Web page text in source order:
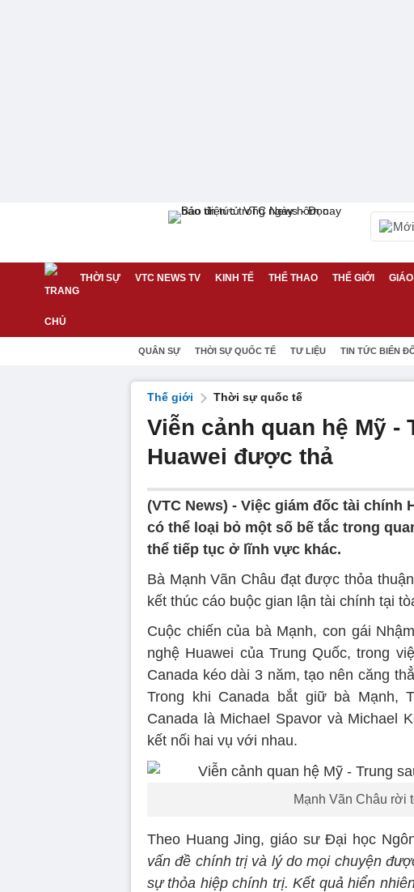
THỜI SỰ VTC NEWS TV KINH TẾ THỂ THAO THẾ GIỚI
QUÂN SỰ THỜI SỰ QUỐC TẾ TƯ LIỆU TIN TỨC BIỂN
Thế giới Thời sự quốc tế
Viễn cảnh quan hệ Mỹ -
Huawei được thả
(VTC News) - Việc giám đốc tài chính
có thể loại bỏ một số bế tắc trong
thể tiếp tục ở lĩnh vực khác.
Bà Mạnh Vãn Châu đạt được thỏa
kết thúc cáo buộc gian lận tài chính tại
Cuộc chiến của bà Mạnh, con gái
nghệ Huawei của Trung Quốc, trong
Canada kéo dài 3 năm, tạo nên căng
Trong khi Canada bắt giữ bà Mạnh,
Canada là Michael Spavor và Michael
kết nối hai vụ với nhau.
Mạnh Vãn Châu rời
Theo Huang Jing, giáo sư Đại học
vấn đề chính trị và lý do mọi chuyện
sự thỏa hiệp chính trị. Kết quả hiển